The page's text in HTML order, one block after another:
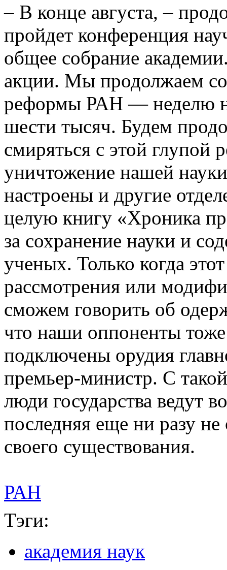
– В конце августа, –
пройдет конференция
общее собрание
акции. Мы продолжаем
реформы РАН — неделю
шести тысяч. Будем
смиряться с этой глупой
уничтожение нашей
настроены и другие
целую книгу «Хроника
за сохранение науки и
ученых. Только когда
рассмотрения или
сможем говорить об
что наши оппоненты
подключены орудия
премьер-министр. С
люди государства ведут
последняя еще ни разу
своего существования.
РАН
Тэги:
академия наук